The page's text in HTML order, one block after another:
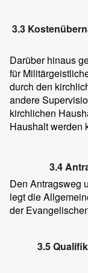
3.3
Darüber hinaus
für
durch den
andere
kirchlichen
Haushalt werden
3.4
Den Antragsweg
legt die
der
3.5